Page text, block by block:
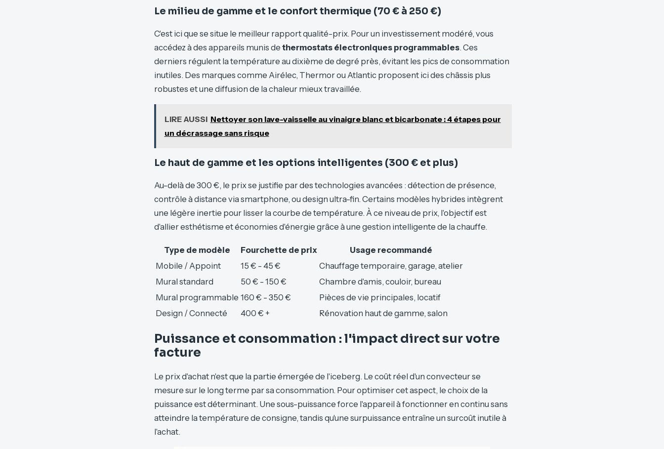
Le milieu de gamme et le confort thermique (70 € à 250 €)
C'est ici que se situe le meilleur rapport qualité-prix. Pour un investissement modéré, vous
accédez à des appareils munis de thermostats électroniques programmables. Ces
derniers régulent la température au dixième de degré près, évitant les pics de consommation
inutiles. Des marques comme Airélec, Thermor ou Atlantic proposent ici des châssis plus
robustes et une diffusion de la chaleur mieux travaillée.
LIRE AUSSI Nettoyer son lave-vaisselle au vinaigre blanc et bicarbonate : 4 étapes pour
un décrassage sans risque
Le haut de gamme et les options intelligentes (300 € et plus)
Au-delà de 300 €, le prix se justifie par des technologies avancées : détection de présence,
contrôle à distance via smartphone, ou design ultra-fin. Certains modèles hybrides intègrent
une légère inertie pour lisser la courbe de température. À ce niveau de prix, l'objectif est
d'allier esthétisme et économies d'énergie grâce à une gestion intelligente de la chauffe.
Type de modèle Fourchette de prix
Usage recommandé
Mobile / Appoint
15 € - 45 €
Chauffage temporaire, garage, atelier
Mural standard
50 € - 150 €
Chambre d'amis, couloir, bureau
Mural programmable 160 € - 350 €
Pièces de vie principales, locatif
Design / Connecté
400 € + Rénovation haut de gamme, salon
Puissance et consommation : l'impact direct sur votre
facture
Le prix d'achat n'est que la partie émergée de l'iceberg. Le coût réel d'un convecteur se
mesure sur le long terme par sa consommation. Pour optimiser cet aspect, le choix de la
puissance est déterminant. Une sous-puissance force l'appareil à fonctionner en continu sans
atteindre la température de consigne, tandis qu'une surpuissance entraîne un surcoût inutile à
l'achat.